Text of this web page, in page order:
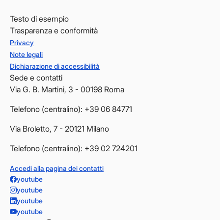
Testo di esempio
Trasparenza e conformità
Privacy
Note legali
Dichiarazione di accessibilità
Sede e contatti
Via G. B. Martini, 3 - 00198 Roma
Telefono (centralino): +39 06 84771
Via Broletto, 7 - 20121 Milano
Telefono (centralino): +39 02 724201
Accedi alla pagina dei contatti
youtube
youtube
youtube
youtube